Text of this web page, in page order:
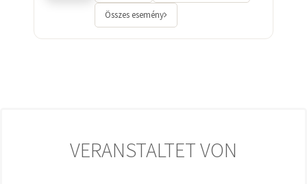
Összes esemény
VERANSTALTET VON